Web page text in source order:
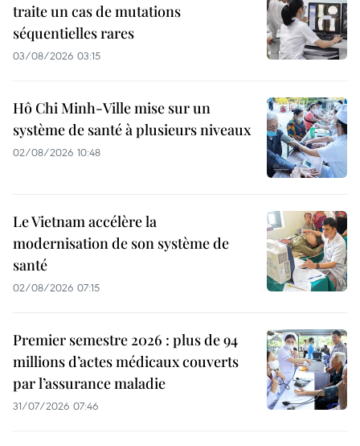
traite un cas de mutations
séquentielles rares
03/08/2026 03:15
Hô Chi Minh-Ville mise sur un
système de santé à plusieurs niveaux
02/08/2026 10:48
Le Vietnam accélère la
modernisation de son système de
santé
02/08/2026 07:15
Premier semestre 2026 : plus de 94
millions d’actes médicaux couverts
par l’assurance maladie
31/07/2026 07:46